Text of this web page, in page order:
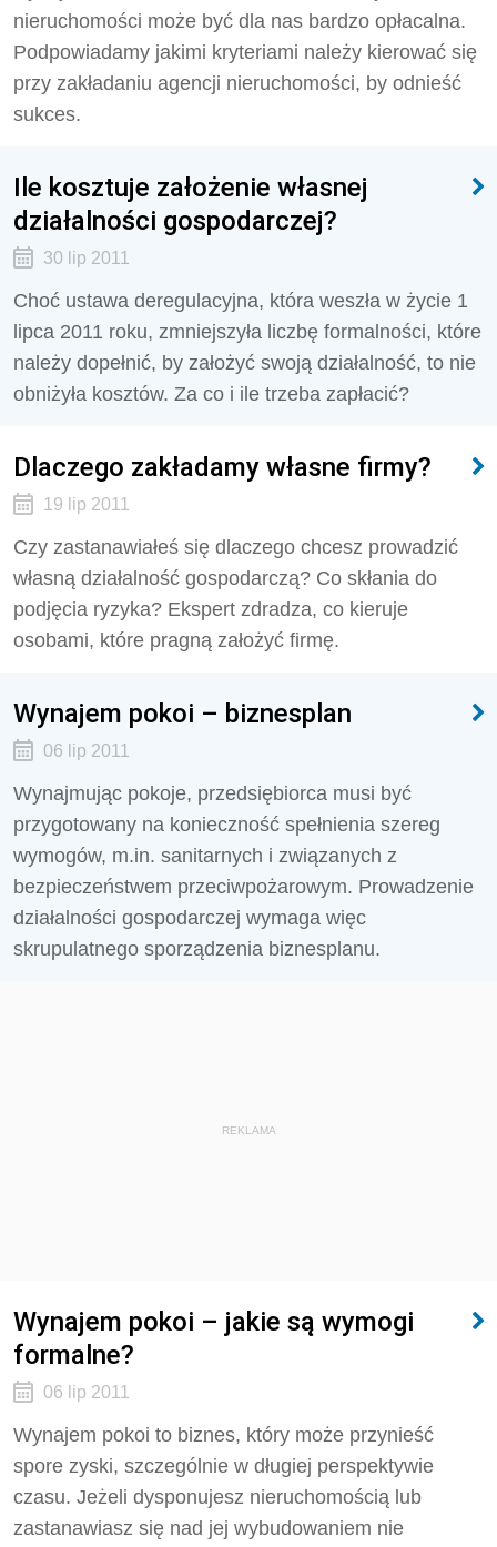
nieruchomości może być dla nas bardzo opłacalna.
Podpowiadamy jakimi kryteriami należy kierować się
przy zakładaniu agencji nieruchomości, by odnieść
sukces.
Ile kosztuje założenie własnej
działalności gospodarczej?
30 lip 2011
Choć ustawa deregulacyjna, która weszła w życie 1
lipca 2011 roku, zmniejszyła liczbę formalności, które
należy dopełnić, by założyć swoją działalność, to nie
obniżyła kosztów. Za co i ile trzeba zapłacić?
Dlaczego zakładamy własne firmy?
19 lip 2011
Czy zastanawiałeś się dlaczego chcesz prowadzić
własną działalność gospodarczą? Co skłania do
podjęcia ryzyka? Ekspert zdradza, co kieruje
osobami, które pragną założyć firmę.
Wynajem pokoi – biznesplan
06 lip 2011
Wynajmując pokoje, przedsiębiorca musi być
przygotowany na konieczność spełnienia szereg
wymogów, m.in. sanitarnych i związanych z
bezpieczeństwem przeciwpożarowym. Prowadzenie
działalności gospodarczej wymaga więc
skrupulatnego sporządzenia biznesplanu.
REKLAMA
Wynajem pokoi – jakie są wymogi
formalne?
06 lip 2011
Wynajem pokoi to biznes, który może przynieść
spore zyski, szczególnie w długiej perspektywie
czasu. Jeżeli dysponujesz nieruchomością lub
zastanawiasz się nad jej wybudowaniem nie